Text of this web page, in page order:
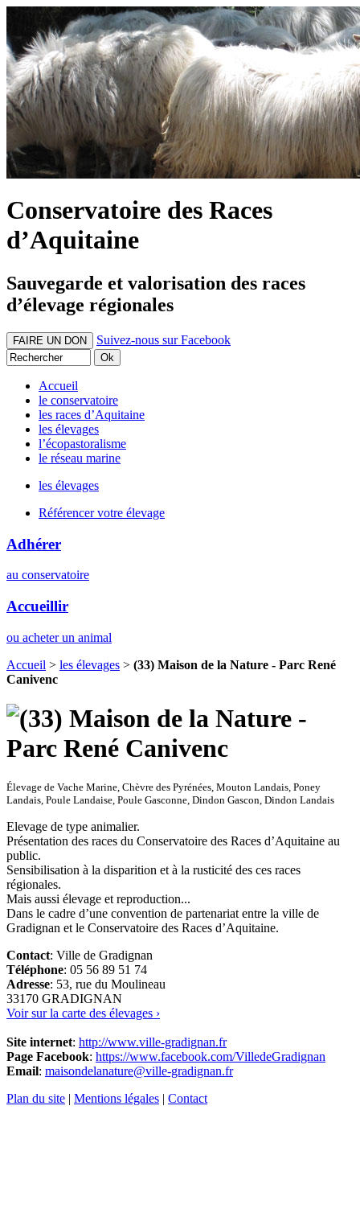
Conservatoire des Races
d’Aquitaine
Sauvegarde et valorisation des races
d’élevage régionales
FAIRE UN DON Suivez-nous sur Facebook
Accueil
le conservatoire
les races d’Aquitaine
les élevages
l’écopastoralisme
le réseau marine
les élevages
Référencer votre élevage
Adhérer
au conservatoire
Accueillir
ou acheter un animal
Accueil > les élevages > (33) Maison de la Nature - Parc René
Canivenc
Élevage de Vache Marine, Chèvre des Pyrénées, Mouton Landais, Poney
Landais, Poule Landaise, Poule Gasconne, Dindon Gascon, Dindon Landais
Elevage de type animalier.
Présentation des races du Conservatoire des Races d’Aquitaine au
public.
Sensibilisation à la disparition et à la rusticité des ces races
régionales.
Mais aussi élevage et reproduction...
Dans le cadre d’une convention de partenariat entre la ville de
Gradignan et le Conservatoire des Races d’Aquitaine.
Contact: Ville de Gradignan
Téléphone: 05 56 89 51 74
Adresse: 53, rue du Moulineau
33170 GRADIGNAN
Voir sur la carte des élevages ›
Site internet: http://www.ville-gradignan.fr
Page Facebook: https://www.facebook.com/VilledeGradignan
Email: maisondelanature@ville-gradignan.fr
Plan du site | Mentions légales | Contact